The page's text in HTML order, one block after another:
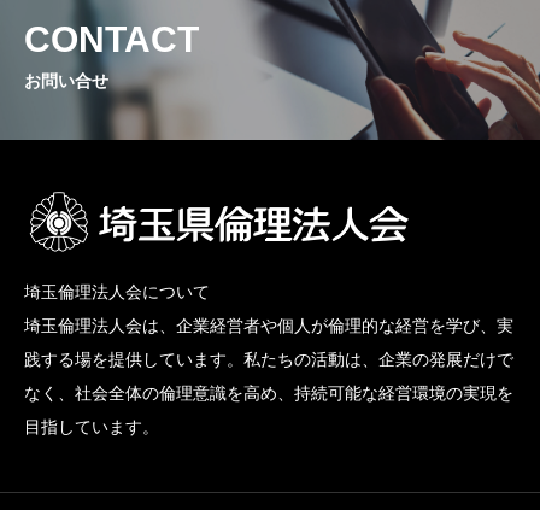
CONTACT
お問い合せ
埼玉倫理法人会について
埼玉倫理法人会は、企業経営者や個人が倫理的な経営を学び、実
践する場を提供しています。私たちの活動は、企業の発展だけで
なく、社会全体の倫理意識を高め、持続可能な経営環境の実現を
目指しています。